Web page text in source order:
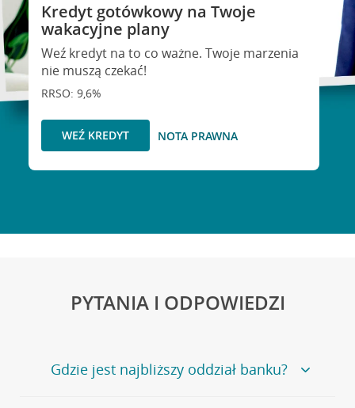
Kredyt gotówkowy na Twoje
wakacyjne plany
Weź kredyt na to co ważne. Twoje marzenia
nie muszą czekać!
RRSO: 9,6%
WEŹ KREDYT NOTA PRAWNA
PYTANIA I ODPOWIEDZI
Gdzie jest najbliższy oddział banku?